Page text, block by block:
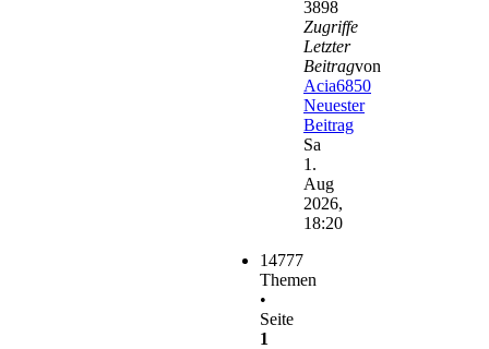
3898
Zugriffe
Letzter
Beitragvon
Acia6850
Neuester
Beitrag
Sa
1.
Aug
2026,
18:20
14777
Themen
•
Seite
1